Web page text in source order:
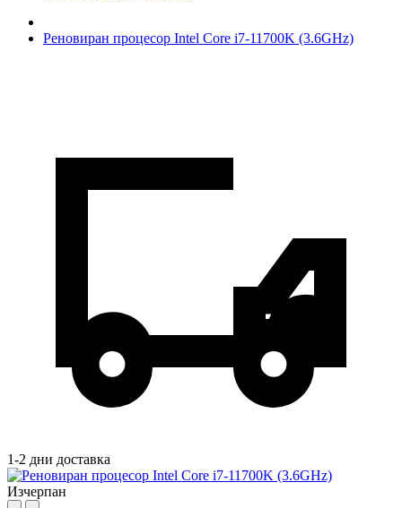
Реновиран процесор Intel Core i7-11700K (3.6GHz)
1-2 дни доставка
Изчерпан